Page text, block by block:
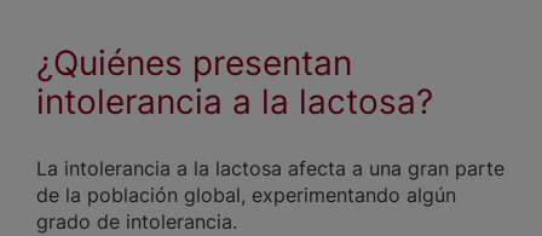
¿Quiénes presentan
intolerancia a la lactosa?
La intolerancia a la lactosa afecta a una gran parte
de la población global, experimentando algún
grado de intolerancia.